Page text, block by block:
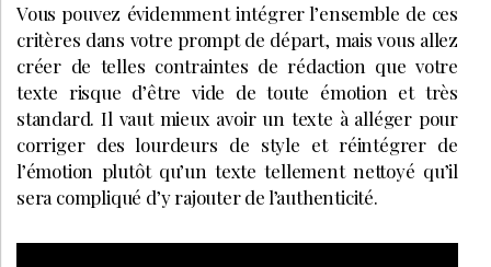
Vous pouvez évidemment intégrer l’ensemble de ces
critères dans votre prompt de départ, mais vous allez
créer de telles contraintes de rédaction que votre
texte risque d’être vide de toute émotion et très
standard. Il vaut mieux avoir un texte à alléger pour
corriger des lourdeurs de style et réintégrer de
l’émotion plutôt qu’un texte tellement nettoyé qu’il
sera compliqué d’y rajouter de l’authenticité.